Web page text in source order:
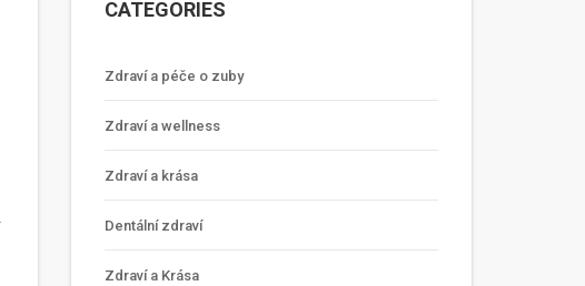
CATEGORIES
Zdraví a péče o zuby
Zdraví a wellness
Zdraví a krása
Dentální zdraví
Zdraví a Krása